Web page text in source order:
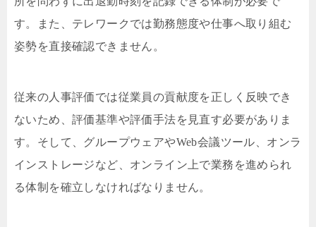
す。また、テレワークでは勤務態度や仕事へ取り組む
姿勢を直接確認できません。
従来の人事評価では従業員の貢献度を正しく反映でき
ないため、評価基準や評価手法を見直す必要がありま
す。そして、グループウェアやWeb会議ツール、オンラ
インストレージなど、オンライン上で業務を進められ
る体制を確立しなければなりません。